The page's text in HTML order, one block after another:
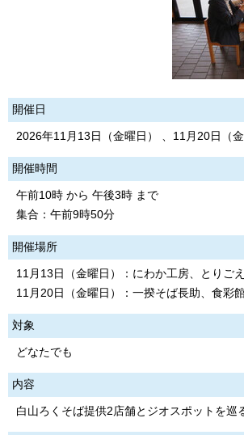
開催日
2026年11月13日（金曜日） 、11月20日（金
開催時間
午前10時 から 午後3時 まで
集合：午前9時50分
開催場所
11月13日（金曜日）：にわか工房、とりご
11月20日（金曜日）：一揆そば長助、食彩
対象
どなたでも
内容
白山ろくそば提供2店舗とジオスポットを巡